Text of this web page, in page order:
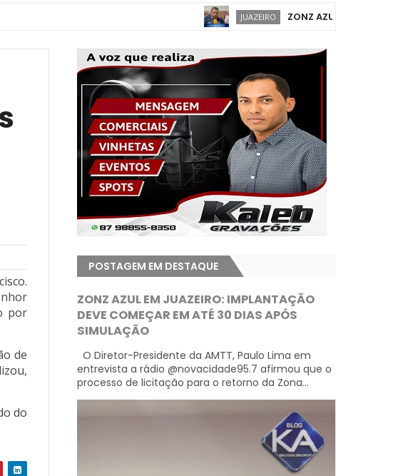
JUAZEIRO ZONZ AZUL EM JUAZEIRO:
por
de
do
POSTAGEM EM DESTAQUE
ZONZ AZUL EM JUAZEIRO: IMPLANTAÇÃO
DEVE COMEÇAR EM ATÉ 30 DIAS APÓS
SIMULAÇÃO
O Diretor-Presidente da AMTT, Paulo Lima em
entrevista a rádio @novacidade95.7 afirmou que o
processo de licitação para o retorno da Zona...